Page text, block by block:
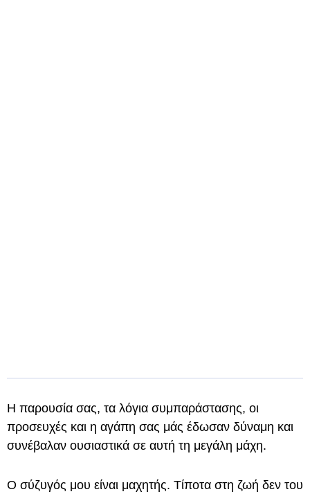
Η παρουσία σας, τα λόγια συμπαράστασης, οι
προσευχές και η αγάπη σας μάς έδωσαν δύναμη και
συνέβαλαν ουσιαστικά σε αυτή τη μεγάλη μάχη.
Ο σύζυγός μου είναι μαχητής. Τίποτα στη ζωή δεν του